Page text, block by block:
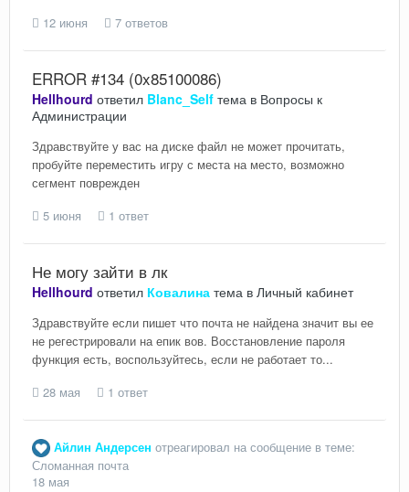
12 июня
7 ответов
ERROR #134 (0x85100086)
Hellhourd ответил Blanc_Self тема в Вопросы к
Администрации
Здравствуйте у вас на диске файл не может прочитать,
пробуйте переместить игру с места на место, возможно
сегмент поврежден
5 июня
1 ответ
Не могу зайти в лк
Hellhourd ответил Ковалина тема в Личный кабинет
Здравствуйте если пишет что почта не найдена значит вы ее
не регестрировали на епик вов. Восстановление пароля
функция есть, воспользуйтесь, если не работает то...
28 мая
1 ответ
Айлин Андерсен отреагировал на сообщение в теме:
Сломанная почта
18 мая